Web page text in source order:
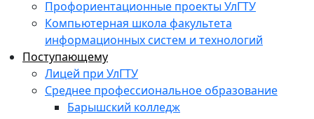
Профориентационные проекты УлГТУ
Компьютерная школа факультета
информационных систем и технологий
Поступающему
Лицей при УлГТУ
Среднее профессиональное образование
Барышский колледж